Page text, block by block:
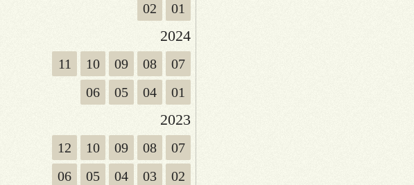
02
01
2024
11 10 09 08
07
06
05 04 01
2023
12 10 09 08
07
06
05 04 03
02